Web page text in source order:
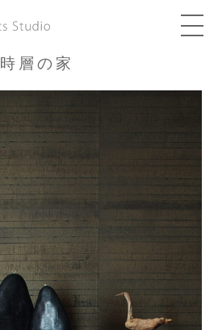
時層の家